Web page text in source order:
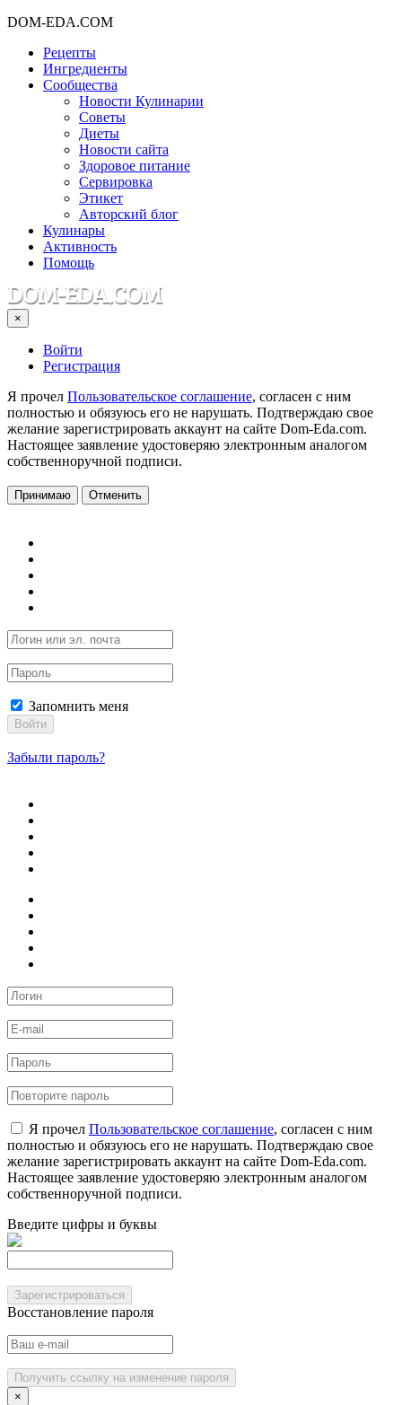
DOM-EDA.COM
Рецепты
Ингредиенты
Сообщества
Новости Кулинарии
Советы
Диеты
Новости сайта
Здоровое питание
Сервировка
Этикет
Авторский блог
Кулинары
Активность
Помощь
×
Войти
Регистрация
Я прочел Пользовательское соглашение, согласен с ним
полностью и обязуюсь его не нарушать. Подтверждаю свое
желание зарегистрировать аккаунт на сайте Dom-Eda.com.
Настоящее заявление удостоверяю электронным аналогом
собственноручной подписи.
Принимаю Отменить
Запомнить меня
Войти
Забыли пароль?
Я прочел Пользовательское соглашение, согласен с ним
полностью и обязуюсь его не нарушать. Подтверждаю свое
желание зарегистрировать аккаунт на сайте Dom-Eda.com.
Настоящее заявление удостоверяю электронным аналогом
собственноручной подписи.
Введите цифры и буквы
Зарегистрироваться
Восстановление пароля
Получить ссылку на изменение пароля
×